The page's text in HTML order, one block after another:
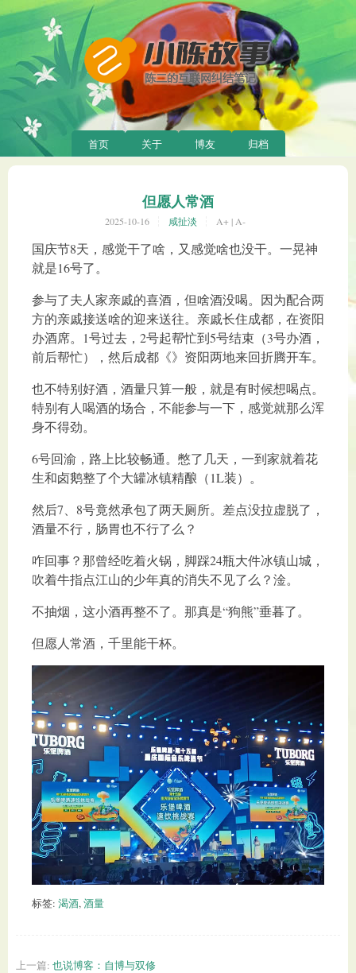
首页 关于 博友 归档
但愿人常酒
2025-10-16 咸扯淡 A+ |A-
国庆节8天，感觉干了啥，又感觉啥也没干。一晃神
就是16号了。
参与了夫人家亲戚的喜酒，但啥酒没喝。因为配合两
方的亲戚接送啥的迎来送往。亲戚长住成都，在资阳
办酒席。1号过去，2号起帮忙到5号结束（3号办酒，
前后帮忙），然后成都《》资阳两地来回折腾开车。
也不特别好酒，酒量只算一般，就是有时候想喝点。
特别有人喝酒的场合，不能参与一下，感觉就那么浑
身不得劲。
6号回渝，路上比较畅通。憋了几天，一到家就着花
生和卤鹅整了个大罐冰镇精酿（1L装）。
然后7、8号竟然承包了两天厕所。差点没拉虚脱了，
酒量不行，肠胃也不行了么？
咋回事？那曾经吃着火锅，脚踩24瓶大件冰镇山城，
吹着牛指点江山的少年真的消失不见了么？淦。
不抽烟，这小酒再整不了。那真是“狗熊”垂暮了。
但愿人常酒，千里能干杯。
标签: 渴酒,酒量
上一篇: 也说博客：自博与双修